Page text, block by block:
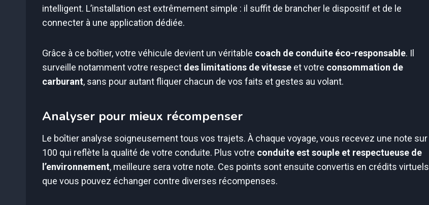
intelligent. L’installation est extrêmement simple : il suffit de brancher le dispositif et de le
connecter à une application dédiée.
Grâce à ce boîtier, votre véhicule devient un véritable coach de conduite éco-responsable. Il
surveille notamment votre respect des limitations de vitesse et votre consommation de
carburant, sans pour autant fliquer chacun de vos faits et gestes au volant.
Analyser pour mieux récompenser
Le boîtier analyse soigneusement tous vos trajets. À chaque voyage, vous recevez une note sur
100 qui reflète la qualité de votre conduite. Plus votre conduite est souple et respectueuse de
l’environnement, meilleure sera votre note. Ces points sont ensuite convertis en crédits virtuels
que vous pouvez échanger contre diverses récompenses.